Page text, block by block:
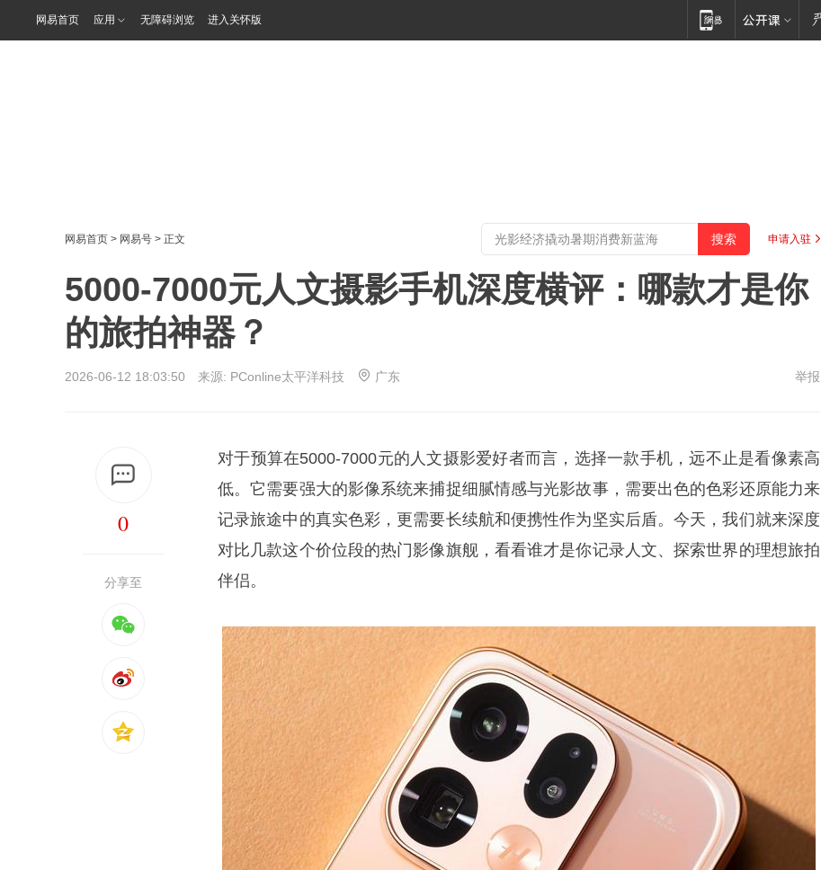
网易首页 应用 无障碍浏览 进入关怀版
网易首页 > 网易号 > 正文 申请入驻
5000-7000元人文摄影手机深度横评：哪款才是你
的旅拍神器？
2026-06-12 18:03:50 来源: PConline太平洋科技 广东 举报
0
分享至
对于预算在5000-7000元的人文摄影爱好者而言，选择一款手机，远不止是看像素高
低。它需要强大的影像系统来捕捉细腻情感与光影故事，需要出色的色彩还原能力来
记录旅途中的真实色彩，更需要长续航和便携性作为坚实后盾。今天，我们就来深度
对比几款这个价位段的热门影像旗舰，看看谁才是你记录人文、探索世界的理想旅拍
伴侣。